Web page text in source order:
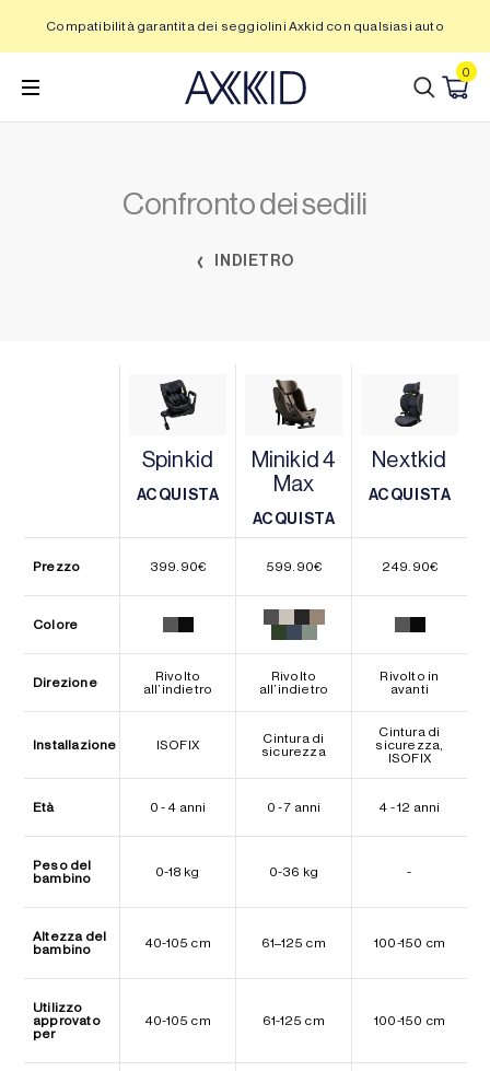
contenuto
Compatibilità garantita dei seggiolini Axkid con qualsiasi auto
0
Confronto dei sedili
INDIETRO
Spinkid
ACQUISTA
Minikid 4
Max
ACQUISTA
ACQUISTA
Nextkid
ACQUISTA
Prezzo 399.90€ 599.90€ 249.90€
Colore
Direzione
Rivolto
all’indietro
Rivolto
all’indietro
Rivolto in
avanti
Installazione ISOFIX
Cintura di
sicurezza
Cintura di
sicurezza,
ISOFIX
Età 0 - 4 anni 0 - 7 anni 4 - 12 anni
Peso del
bambino
0-18 kg 0-36 kg -
Altezza del
bambino
40-105 cm 61–125 cm 100-150 cm
Utilizzo
approvato
per
40-105 cm 61-125 cm 100-150 cm